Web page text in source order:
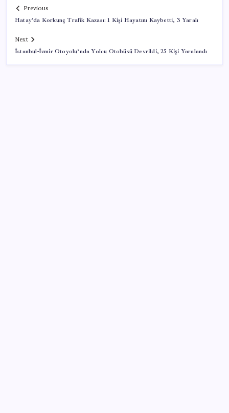
Previous
Hatay’da Korkunç Trafik Kazası: 1 Kişi Hayatını Kaybetti, 3 Yaralı
Next
İstanbul-İzmir Otoyolu’nda Yolcu Otobüsü Devrildi, 25 Kişi Yaralandı